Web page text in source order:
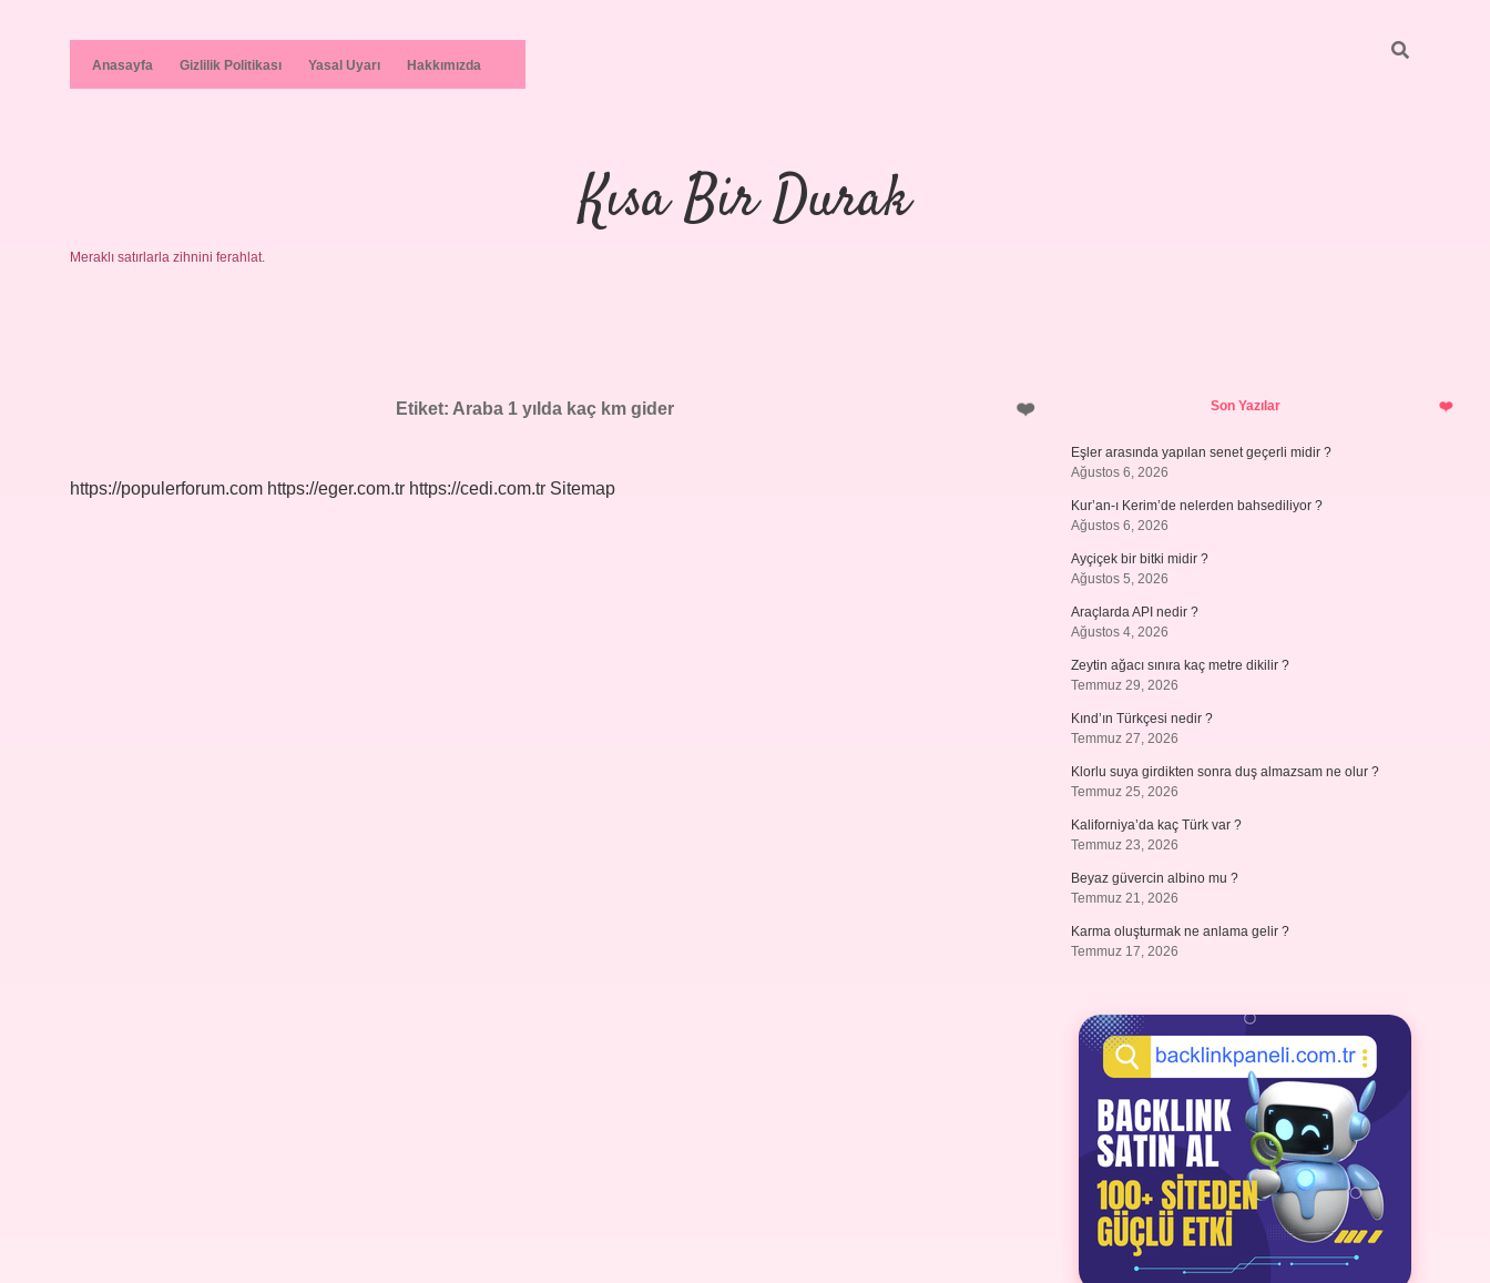
Anasayfa Gizlilik Politikası Yasal Uyarı Hakkımızda
Kısa Bir Durak
Meraklı satırlarla zihnini ferahlat.
Etiket: Araba 1 yılda kaç km gider
https://populerforum.com https://eger.com.tr https://cedi.com.tr Sitemap
SidebarSon Yazılar
Eşler arasında yapılan senet geçerli midir ?
Ağustos 6, 2026
Kur’an-ı Kerim’de nelerden bahsediliyor ?
Ağustos 6, 2026
Ayçiçek bir bitki midir ?
Ağustos 5, 2026
Araçlarda API nedir ?
Ağustos 4, 2026
Zeytin ağacı sınıra kaç metre dikilir ?
Temmuz 29, 2026
Kınd’ın Türkçesi nedir ?
Temmuz 27, 2026
Klorlu suya girdikten sonra duş almazsam ne olur ?
Temmuz 25, 2026
Kaliforniya’da kaç Türk var ?
Temmuz 23, 2026
Beyaz güvercin albino mu ?
Temmuz 21, 2026
Karma oluşturmak ne anlama gelir ?
Temmuz 17, 2026